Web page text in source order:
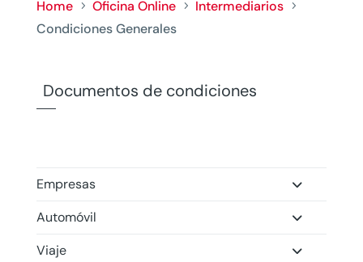
Home 5 Oficina Online 5 Intermediarios 5
Condiciones Generales
Documentos de condiciones
Empresas
Automóvil
Viaje